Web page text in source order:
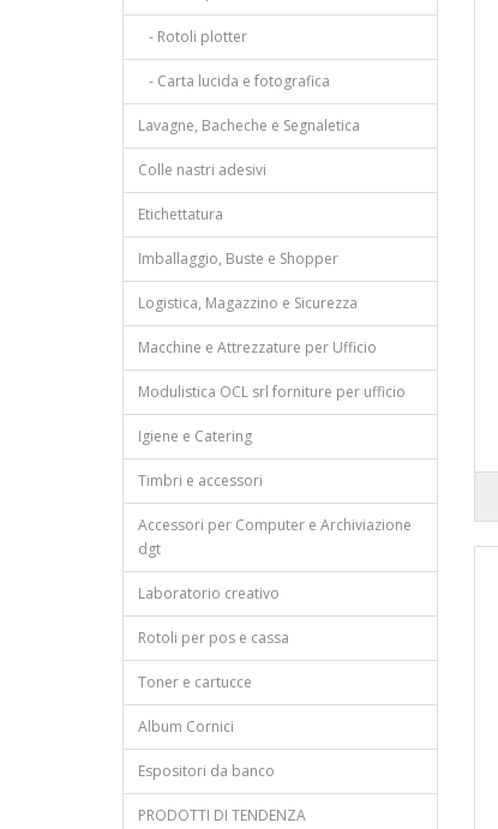
- Rotoli plotter
- Carta lucida e fotografica
Lavagne, Bacheche e Segnaletica
Colle nastri adesivi
Etichettatura
Imballaggio, Buste e Shopper
Logistica, Magazzino e Sicurezza
Macchine e Attrezzature per Ufficio
Modulistica OCL srl forniture per ufficio
Igiene e Catering
Timbri e accessori
Accessori per Computer e Archiviazione
dgt
Laboratorio creativo
Rotoli per pos e cassa
Toner e cartucce
Album Cornici
Espositori da banco
PRODOTTI DI TENDENZA